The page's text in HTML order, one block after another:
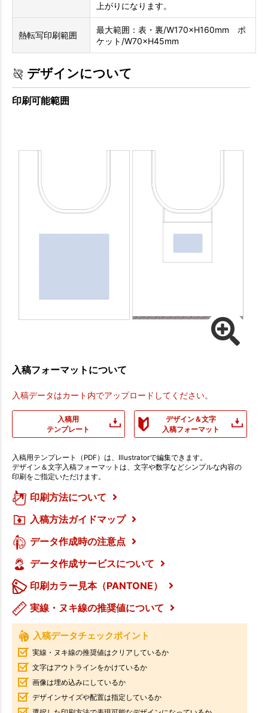
上がりになります。
熱転写印刷範囲
最大範囲：表・裏/W170×H160mm ポ
ケット/W70×H45mm
デザインについて
印刷可能範囲
入稿フォーマットについて
入稿データはカート内でアップロードしてください。
入稿用
テンプレート
デザイン＆文字
入稿フォーマット
入稿用テンプレート（PDF）は、Illustratorで編集できます。
デザイン＆文字入稿フォーマットは、文字や数字などシンプルな内容の
印刷をご指定いただけます。
印刷方法について
入稿方法ガイドマップ
データ作成時の注意点
データ作成サービスについて
印刷カラー見本（PANTONE）
実線・ヌキ線の推奨値について
入稿データチェックポイント
実線・ヌキ線の推奨値はクリアしているか
文字はアウトラインをかけているか
画像は埋め込みにしているか
デザインサイズや配置は指定しているか